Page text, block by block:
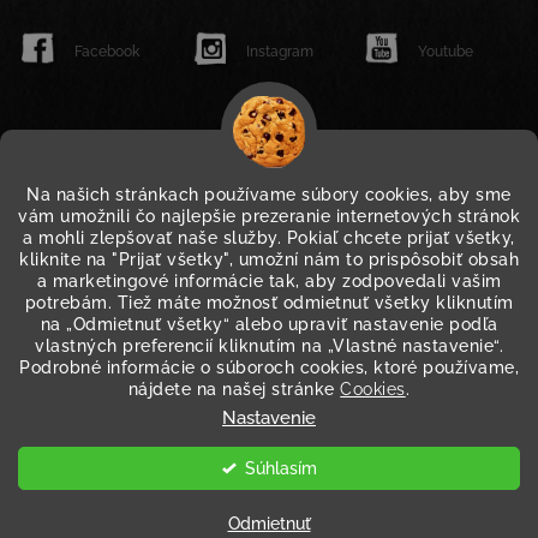
Na našich stránkach používame súbory cookies, aby sme
vám umožnili čo najlepšie prezeranie internetových stránok
a mohli zlepšovať naše služby. Pokiaľ chcete prijať všetky,
kliknite na "Prijať všetky", umožní nám to prispôsobiť obsah
a marketingové informácie tak, aby zodpovedali vašim
potrebám. Tiež máte možnosť odmietnuť všetky kliknutím
na „Odmietnuť všetky“ alebo upraviť nastavenie podľa
vlastných preferencií kliknutím na „Vlastné nastavenie“.
Podrobné informácie o súboroch cookies, ktoré používame,
nájdete na našej stránkeCookies.
Nastavenie
Odmietnuť
Súhlasím
Facebook Instagram Youtube
WWW.JACK-LINKS.SK WWW.JACKLINKS.EU
Upraviť nastavenie cookies